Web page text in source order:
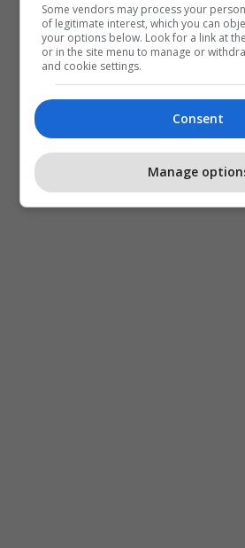
Some vendors may process your
of legitimate interest, which you can
your options below. Look for a link at
or in the site menu to manage or
and cookie settings.
Consent
Manage